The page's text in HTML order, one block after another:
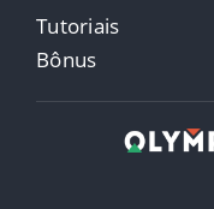
Tutoriais
Bônus